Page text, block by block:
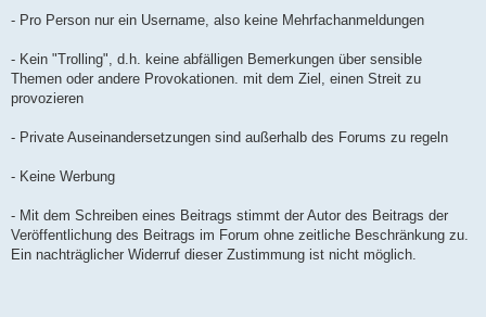
- Pro Person nur ein Username, also keine Mehrfachanmeldungen
- Kein "Trolling", d.h. keine abfälligen Bemerkungen über sensible
Themen oder andere Provokationen. mit dem Ziel, einen Streit zu
provozieren
- Private Auseinandersetzungen sind außerhalb des Forums zu regeln
- Keine Werbung
- Mit dem Schreiben eines Beitrags stimmt der Autor des Beitrags der
Veröffentlichung des Beitrags im Forum ohne zeitliche Beschränkung zu.
Ein nachträglicher Widerruf dieser Zustimmung ist nicht möglich.